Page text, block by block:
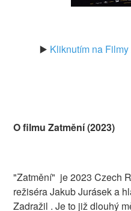
▶️ Kliknutím na
O filmu Zatmění (2023)
"Zatmění" je 2023 Czech
režiséra Jakub Jurásek a
Zadražil . Je to již dlouhý